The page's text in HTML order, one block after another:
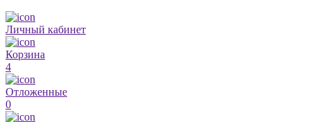
Личный кабинет
Корзина
4
Отложенные
0